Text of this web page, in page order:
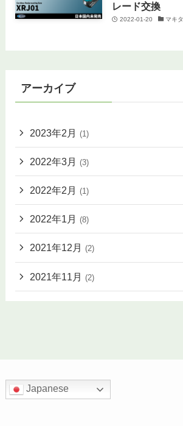
レード交換
2022-01-20 マキタ
アーカイブ
2023年2月 (1)
2022年3月 (3)
2022年2月 (1)
2022年1月 (8)
2021年12月 (2)
2021年11月 (2)
Japanese